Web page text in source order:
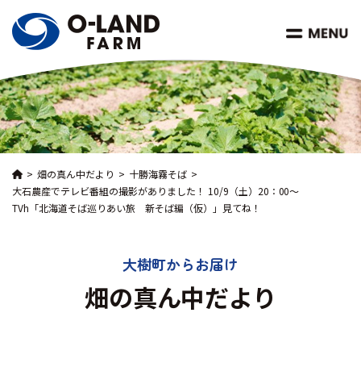
畑の真ん中だより
十勝海霧そば
大石農産でテレビ番組の撮影がありました！ 10/9（土）20：00～
TVh「北海道そば巡りあい旅 新そば編（仮）」見てね！
大樹町からお届け
畑の真ん中だより